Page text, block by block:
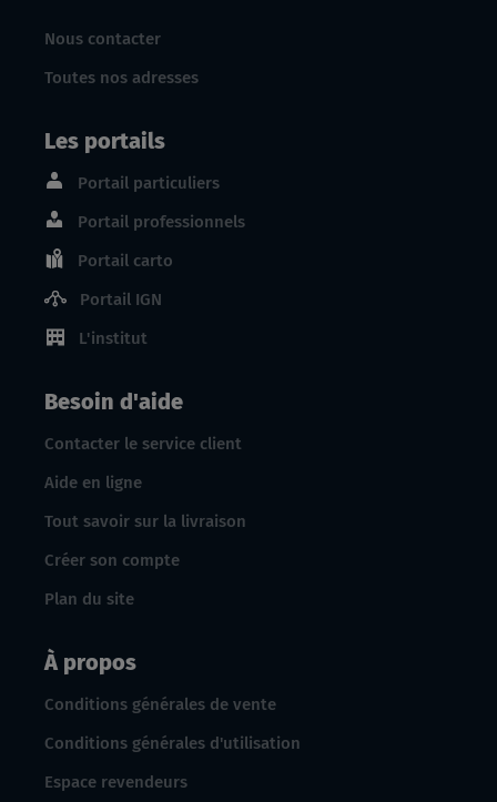
Nous contacter
Toutes nos adresses
Les portails
Portail particuliers
Portail professionnels
Portail carto
Portail IGN
L'institut
Besoin d'aide
Contacter le service client
Aide en ligne
Tout savoir sur la livraison
Créer son compte
Plan du site
À propos
Conditions générales de vente
Conditions générales d'utilisation
Espace revendeurs